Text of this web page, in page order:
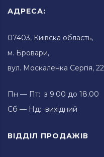
АДРЕСА:
07403, Київска область,
м. Бровари,
вул. Москаленка Сергія, 22
Пн — Пт: з 9.00 до 18.00
Сб — Нд: вихідний
ВІДДІЛ ПРОДАЖІВ